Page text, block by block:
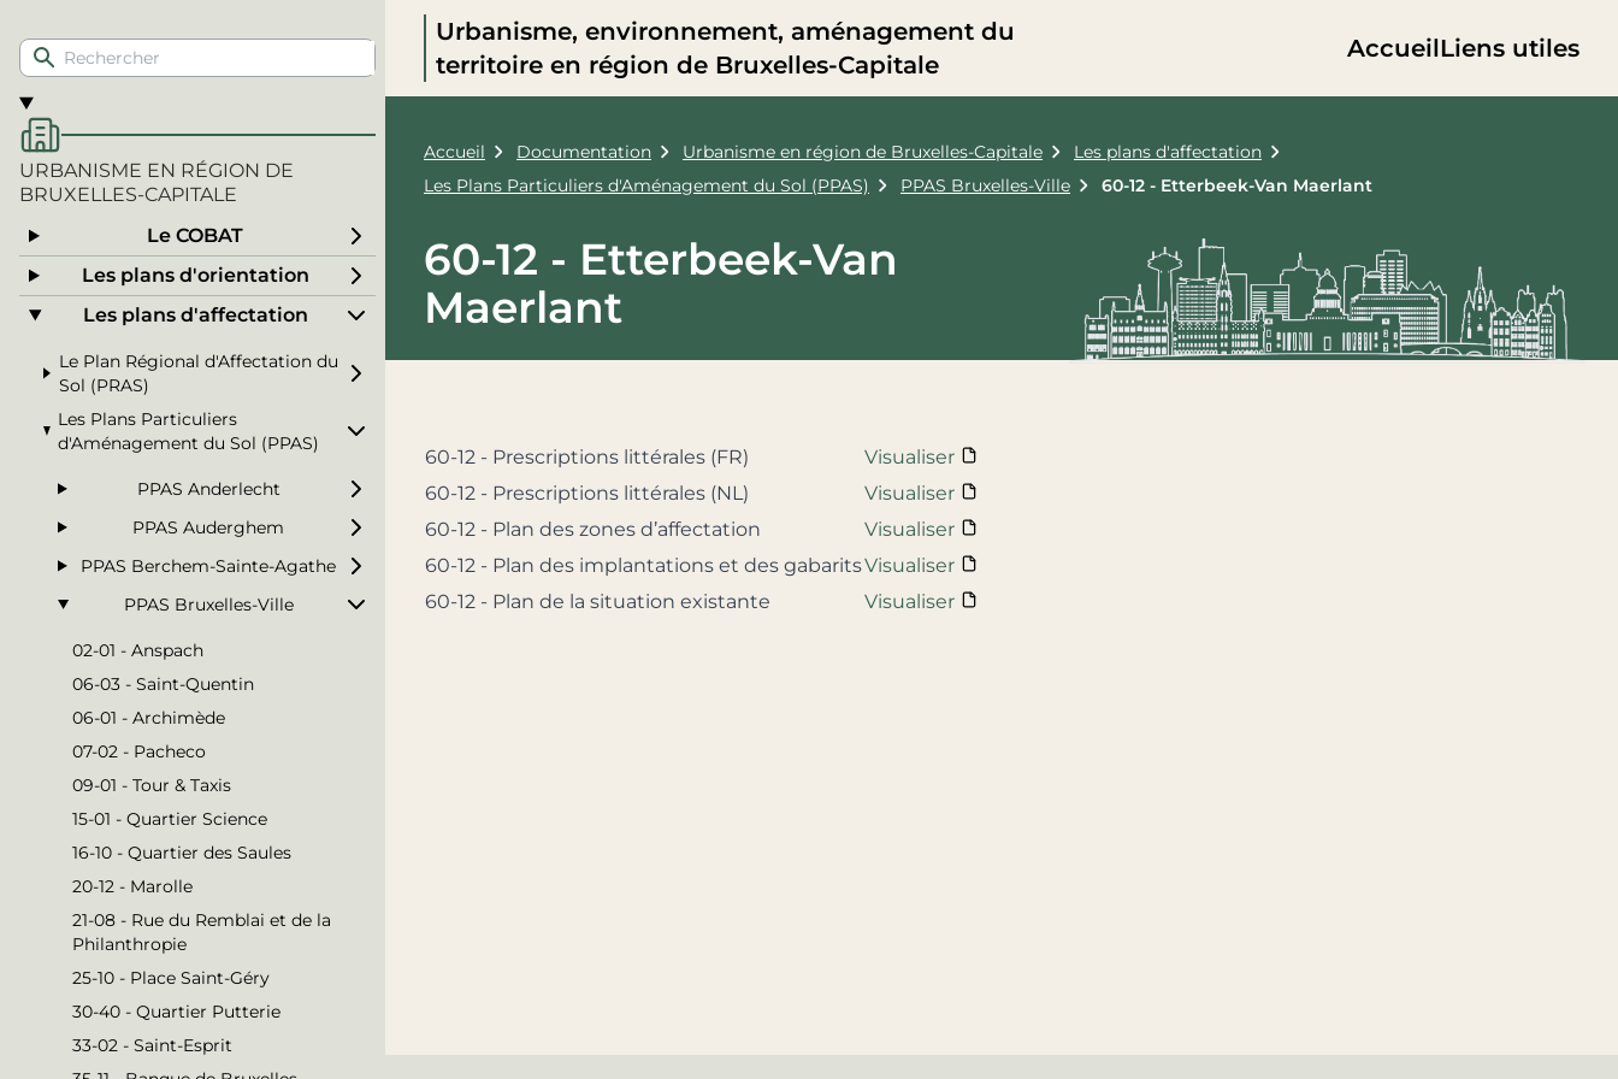
Urbanisme, environnement, aménagement du
territoire en région de Bruxelles-Capitale
AccueilLiens utiles
URBANISME EN RÉGION DE
BRUXELLES-CAPITALE
Le COBAT
Les plans d'orientation
Les plans d'affectation
Le Plan Régional d'Affectation du
Sol (PRAS)
Les Plans Particuliers
d'Aménagement du Sol (PPAS)
PPAS Anderlecht
PPAS Auderghem
PPAS Berchem-Sainte-Agathe
PPAS Bruxelles-Ville
02-01 - Anspach
06-03 - Saint-Quentin
06-01 - Archimède
07-02 - Pacheco
09-01 - Tour & Taxis
15-01 - Quartier Science
16-10 - Quartier des Saules
20-12 - Marolle
21-08 - Rue du Remblai et de la
Philanthropie
25-10 - Place Saint-Géry
30-40 - Quartier Putterie
33-02 - Saint-Esprit
Accueil Documentation Urbanisme en région de Bruxelles-Capitale
Les plans d'affectation
Les Plans Particuliers d'Aménagement du Sol (PPAS)
PPAS Bruxelles-Ville 60-12 - Etterbeek-Van Maerlant
60-12 - Etterbeek-Van
Maerlant
60-12 - Prescriptions littérales (FR)
Visualiser
60-12 - Prescriptions littérales (NL)
Visualiser
60-12 - Plan des zones d’affectation
Visualiser
60-12 - Plan des implantations et des gabaritsVisualiser
60-12 - Plan de la situation existante
Visualiser